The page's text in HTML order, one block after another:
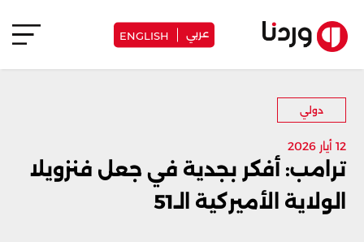
عربي ENGLISH
دولي
12 أيار 2026
ترامب: أفكر بجدية في جعل فنزويلا
الولاية الأميركية الـ51